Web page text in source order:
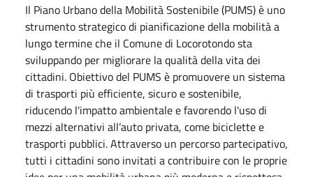
Il Piano Urbano della Mobilità Sostenibile (PUMS) è uno
strumento strategico di pianificazione della mobilità a
lungo termine che il Comune di Locorotondo sta
sviluppando per migliorare la qualità della vita dei
cittadini. Obiettivo del PUMS è promuovere un sistema
di trasporti più efficiente, sicuro e sostenibile,
riducendo l'impatto ambientale e favorendo l'uso di
mezzi alternativi all’auto privata, come biciclette e
trasporti pubblici. Attraverso un percorso partecipativo,
tutti i cittadini sono invitati a contribuire con le proprie